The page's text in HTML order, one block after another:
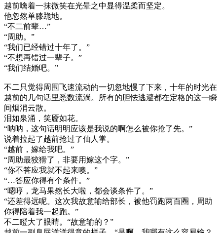
越前噙着一抹微笑在光晕之中显得温柔而坚定。
他忽然单膝跪地。
“不二前辈…”
“周助。”
“我们已经错过十年了。”
“不想再错过一辈子。”
“我们结婚吧。”
不二只觉得周围飞速流动的一切忽地慢了下来，十年的时光在
越前的几句话里悉数流淌。所有的胆怯逃避都在定格的这一瞬
间烟消云散。
泪如泉涌，笑靥如花。
“呐呐，这句话明明应该是我说的啊怎么被你抢了先。”
说着拉起了越前抢过了仙人掌。
“越前，嫁给我吧。”
“周助最狡猾了，非要用嫁这个字。”
“你不答应我就不起来噢。”
“…答应你得有个条件。”
“嗯哼，龙马果然长大啦，都会谈条件了。”
“还差得远呢。这次我故意输给部长，被他罚跑两百圈，周助
你得陪着我一起跑。”
不二瞪大了眼睛。“故意输的？”